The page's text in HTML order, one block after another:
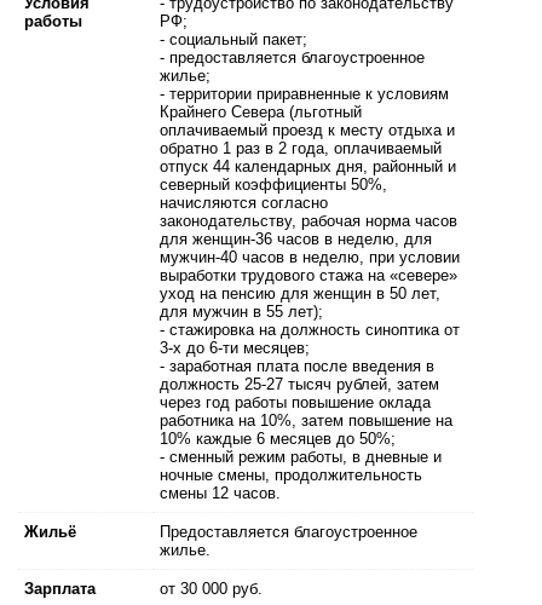
работы
РФ;
- социальный пакет;
- предоставляется благоустроенное
жилье;
- территории приравненные к условиям
Крайнего Севера (льготный
оплачиваемый проезд к месту отдыха и
обратно 1 раз в 2 года, оплачиваемый
отпуск 44 календарных дня, районный и
северный коэффициенты 50%,
начисляются согласно
законодательству, рабочая норма часов
для женщин-36 часов в неделю, для
мужчин-40 часов в неделю, при условии
выработки трудового стажа на «севере»
уход на пенсию для женщин в 50 лет,
для мужчин в 55 лет);
- стажировка на должность синоптика от
3-х до 6-ти месяцев;
- заработная плата после введения в
должность 25-27 тысяч рублей, затем
через год работы повышение оклада
работника на 10%, затем повышение на
10% каждые 6 месяцев до 50%;
- сменный режим работы, в дневные и
ночные смены, продолжительность
смены 12 часов.
Жильё
Предоставляется благоустроенное
жилье.
Зарплата от 30 000 руб.